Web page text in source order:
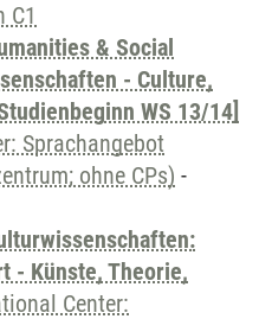
C1
& Social
- Culture,
WS 13/14]
Sprachangebot
ohne CPs) -
- Künste, Theorie,
Center: